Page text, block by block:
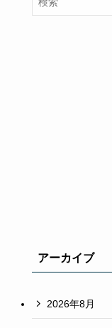
アーカイブ
2026年8月